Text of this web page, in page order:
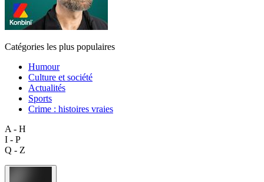
Catégories les plus populaires
Humour
Culture et société
Actualités
Sports
Crime : histoires vraies
A - H
I - P
Q - Z